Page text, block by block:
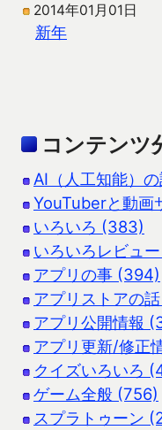
2014年01月01日
新年
コンテンツ
AI（人工知能）
YouTuberと動画
いろいろ (383)
いろいろレビュ
アプリの事 (394)
アプリストアの
アプリ公開情報
アプリ更新/修正
クイズいろいろ
ゲーム全般 (756)
スプラトゥーン